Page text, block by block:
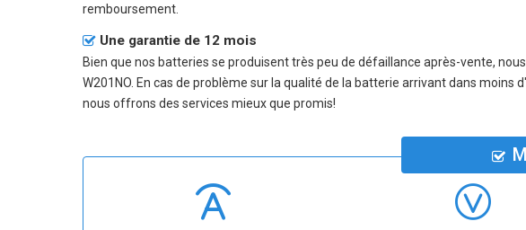
remboursement.
Une garantie de 12 mois
Bien que nos batteries se produisent très peu de défaillance après-vente,
W201NO . En cas de problème sur la qualité de la batterie arrivant dans
nous offrons des services mieux que promis!